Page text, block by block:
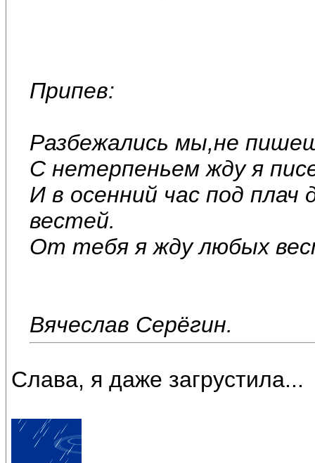
Припев:
Разбежались мы,не
С нетерпеньем жду я
И в осенний час под
вестей.
От тебя я жду любых
Вячеслав Серёгин.
Слава, я даже загрустила...